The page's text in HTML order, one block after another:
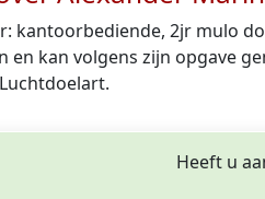
kantoorbediende, 2jr mulo
en kan volgens zijn opgave
Heeft u